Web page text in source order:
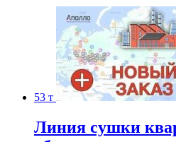
53 т
Линия сушки